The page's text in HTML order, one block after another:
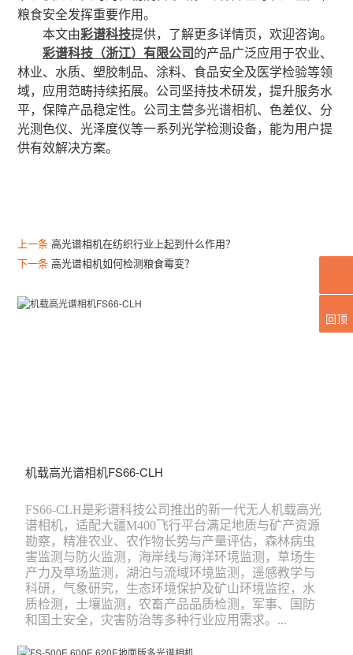
粮食安全发挥重要作用。
本文由彩谱科技提供，了解更多详情页，欢迎咨询。
彩谱科技（浙江）有限公司的产品广泛应用于农业、
林业、水质、塑胶制品、涂料、食品安全及医学检验等领
域，应用范畴持续拓展。公司坚持技术研发，提升服务水
平，保障产品稳定性。公司主营多光谱相机、色差仪、分
光测色仪、光泽度仪等一系列光学检测设备，能为用户提
供有效解决方案。
上一条 高光谱相机在纺织行业上起到什么作用？
下一条 高光谱相机如何检测粮食霉变？
机载高光谱相机FS66-CLH
FS66-CLH是彩谱科技公司推出的新一代无人机载高光
谱相机，适配大疆M400飞行平台满足地质与矿产资源
勘察，精准农业、农作物长势与产量评估，森林病虫
害监测与防火监测，海岸线与海洋环境监测，草场生
产力及草场监测，湖泊与流域环境监测，遥感教学与
科研，气象研究，生态环境保护及矿山环境监控，水
质检测，土壤监测，农畜产品品质检测，军事、国防
和国土安全，灾害防治等多种行业应用需求。...
回顶